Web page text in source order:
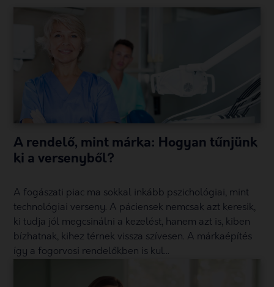
A rendelő, mint márka: Hogyan tűnjünk
ki a versenyből?
A fogászati piac ma sokkal inkább pszichológiai, mint
technológiai verseny. A páciensek nemcsak azt keresik,
ki tudja jól megcsinálni a kezelést, hanem azt is, kiben
bízhatnak, kihez térnek vissza szívesen. A márkaépítés
így a fogorvosi rendelőkben is kul...